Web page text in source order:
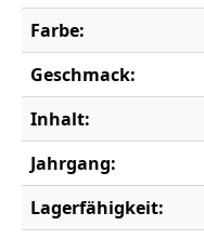
Farbe:
Geschmack:
Inhalt:
Jahrgang:
Lagerfähigkeit: